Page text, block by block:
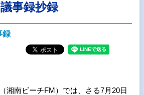
事録抄録
録
湘南ビーチFM）では、さる7月20日